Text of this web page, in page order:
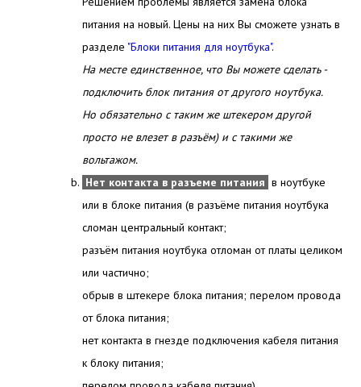
питания на новый. Цены на них Вы сможете узнать в
разделе "Блоки питания для ноутбука".
На месте единственное, что Вы можете сделать -
подключить блок питания от другого ноутбука.
Но обязательно с таким же штекером другой
просто не влезет в разъём) и с такими же
вольтажом.
Нет контакта в разъеме питания в ноутбуке
или в блоке питания (в разъёме питания ноутбука
сломан центральный контакт;
разъём питания ноутбука отломан от платы целиком
или частично;
обрыв в штекере блока питания; перелом провода
от блока питания;
нет контакта в гнезде подключения кабеля питания
к блоку питания;